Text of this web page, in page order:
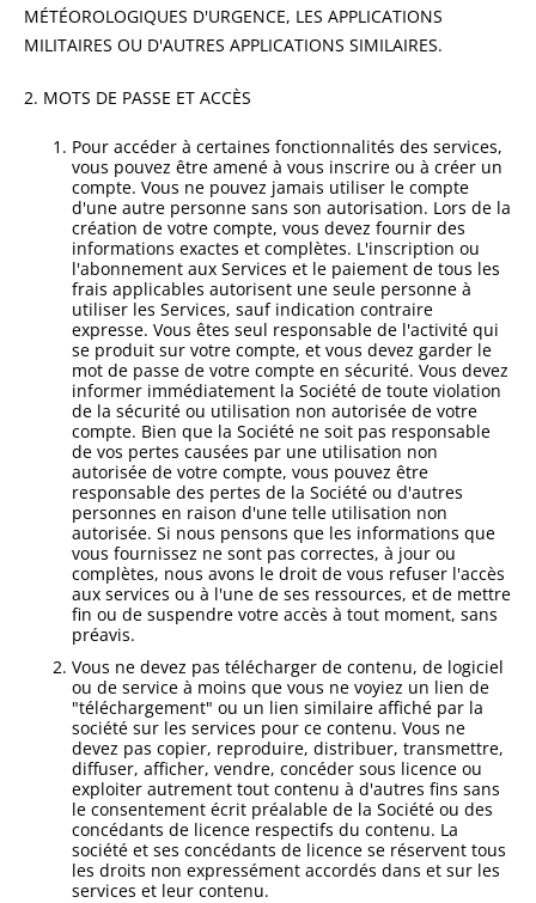
MÉTÉOROLOGIQUES D'URGENCE, LES APPLICATIONS
MILITAIRES OU D'AUTRES APPLICATIONS SIMILAIRES.
2. MOTS DE PASSE ET ACCÈS
Pour accéder à certaines fonctionnalités des services,
vous pouvez être amené à vous inscrire ou à créer un
compte. Vous ne pouvez jamais utiliser le compte
d'une autre personne sans son autorisation. Lors de la
création de votre compte, vous devez fournir des
informations exactes et complètes. L'inscription ou
l'abonnement aux Services et le paiement de tous les
frais applicables autorisent une seule personne à
utiliser les Services, sauf indication contraire
expresse. Vous êtes seul responsable de l'activité qui
se produit sur votre compte, et vous devez garder le
mot de passe de votre compte en sécurité. Vous devez
informer immédiatement la Société de toute violation
de la sécurité ou utilisation non autorisée de votre
compte. Bien que la Société ne soit pas responsable
de vos pertes causées par une utilisation non
autorisée de votre compte, vous pouvez être
responsable des pertes de la Société ou d'autres
personnes en raison d'une telle utilisation non
autorisée. Si nous pensons que les informations que
vous fournissez ne sont pas correctes, à jour ou
complètes, nous avons le droit de vous refuser l'accès
aux services ou à l'une de ses ressources, et de mettre
fin ou de suspendre votre accès à tout moment, sans
préavis.
Vous ne devez pas télécharger de contenu, de logiciel
ou de service à moins que vous ne voyiez un lien de
"téléchargement" ou un lien similaire affiché par la
société sur les services pour ce contenu. Vous ne
devez pas copier, reproduire, distribuer, transmettre,
diffuser, afficher, vendre, concéder sous licence ou
exploiter autrement tout contenu à d'autres fins sans
le consentement écrit préalable de la Société ou des
concédants de licence respectifs du contenu. La
société et ses concédants de licence se réservent tous
les droits non expressément accordés dans et sur les
services et leur contenu.